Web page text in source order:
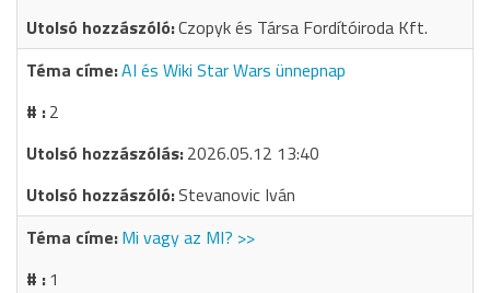
Czopyk és Társa Fordítóiroda Kft.
AI és Wiki Star Wars ünnepnap
2
2026.05.12 13:40
Stevanovic Iván
Mi vagy az MI? >>
1